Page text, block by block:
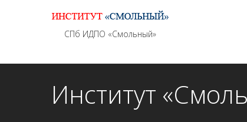
СПб ИДПО «Смольный»
Институт